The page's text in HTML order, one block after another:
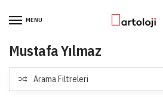
MENU
Mustafa Yılmaz
Arama Filtreleri